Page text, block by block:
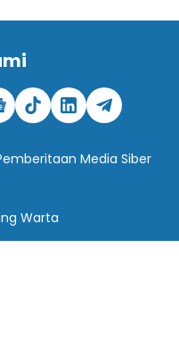
Media Siber
Warta